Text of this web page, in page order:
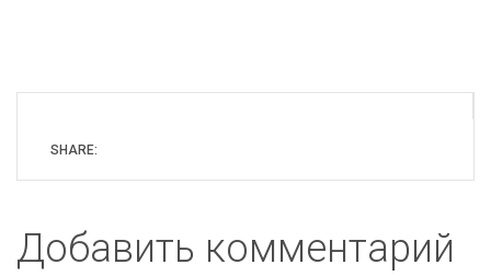
SHARE:
Добавить комментарий